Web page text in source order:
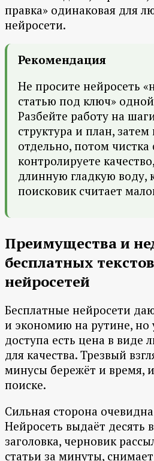
правка» одинаковая для
нейросети.
Рекомендация
Не просите нейросеть
статью под ключ»
Разбейте работу на
структура и план,
отдельно, потом чистка
контролируете
длинную гладкую воду,
поисковик считает
Преимущества и
бесплатных
нейросетей
Бесплатные нейросети
и экономию на рутине, но
доступа есть цена в виде
для качества. Трезвый
минусы бережёт и время,
поиске.
Сильная сторона
Нейросеть выдаёт десять
заголовка, черновик
статьи за минуты,